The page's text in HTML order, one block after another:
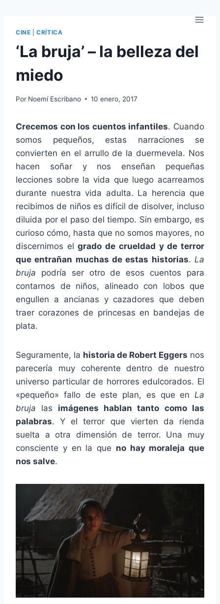
contenido
CINE |CRÍTICA
‘La bruja’ – la belleza del
miedo
Por Noemí Escribano 10 enero, 2017
Crecemos con los cuentos infantiles. Cuando
somos pequeños, estas narraciones se
convierten en el arrullo de la duermevela. Nos
hacen soñar y nos enseñan pequeñas
lecciones sobre la vida que luego acarreamos
durante nuestra vida adulta. La herencia que
recibimos de niños es difícil de disolver, incluso
diluida por el paso del tiempo. Sin embargo, es
curioso cómo, hasta que no somos mayores, no
discernimos elgrado de crueldad y de terror
que entrañan muchas de estas historias. La
bruja podría ser otro de esos cuentos para
contarnos de niños, alineado con lobos que
engullen a ancianas y cazadores que deben
traer corazones de princesas en bandejas de
plata.
Seguramente, la historia de Robert Eggers nos
parecería muy coherente dentro de nuestro
universo particular de horrores edulcorados. El
«pequeño» fallo de este plan, es que en La
bruja las imágenes hablan tanto como las
palabras. Y el terror que vierten da rienda
suelta a otra dimensión de terror. Una muy
consciente y en la que no hay moraleja que
nos salve.